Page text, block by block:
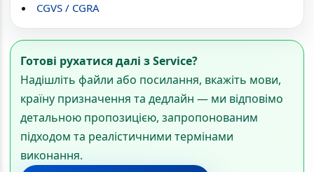
CGVS / CGRA
Готові рухатися далі з Service?
Надішліть файли або посилання, вкажіть мови,
країну призначення та дедлайн — ми відповімо
детальною пропозицією, запропонованим
підходом та реалістичними термінами
виконання.